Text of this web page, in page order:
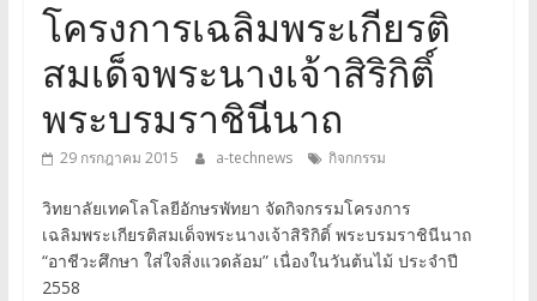
โครงการเฉลิมพระเกียรติ
สมเด็จพระนางเจ้าสิริกิติ์
พระบรมราชินีนาถ
29 กรกฎาคม 2015 a-technews กิจกกรรม
วิทยาลัยเทคโลโลยีอักษรพัทยา จัดกิจกรรมโครงการ
เฉลิมพระเกียรติสมเด็จพระนางเจ้าสิริกิติ์ พระบรมราชินีนาถ
“อาชีวะศึกษา ใส่ใจสิ่งแวดล้อม” เนื่องในวันต้นไม้ ประจำปี
2558